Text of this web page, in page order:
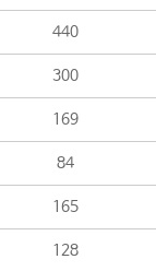
440
300
169
84
165
128